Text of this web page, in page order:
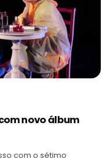
novo álbum
com o sétimo